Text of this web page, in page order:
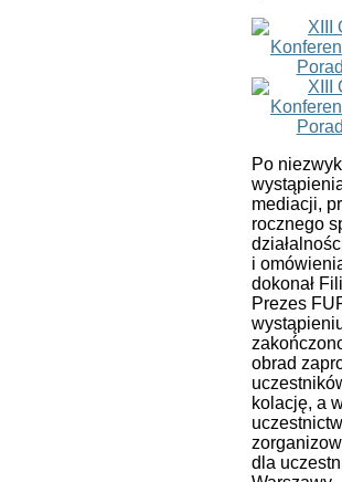
Po
mediacji,
rocznego
i
dokonał
Prezes
obrad
kolację, a
dla